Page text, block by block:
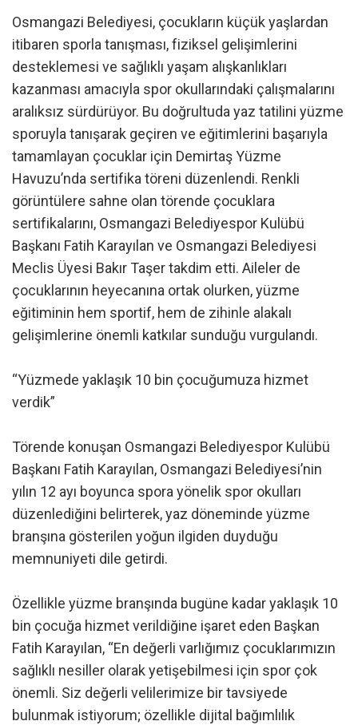
Osmangazi Belediyesi, çocukların küçük yaşlardan
itibaren sporla tanışması, fiziksel gelişimlerini
desteklemesi ve sağlıklı yaşam alışkanlıkları
kazanması amacıyla spor okullarındaki çalışmalarını
aralıksız sürdürüyor. Bu doğrultuda yaz tatilini yüzme
sporuyla tanışarak geçiren ve eğitimlerini başarıyla
tamamlayan çocuklar için Demirtaş Yüzme
Havuzu’nda sertifika töreni düzenlendi. Renkli
görüntülere sahne olan törende çocuklara
sertifikalarını, Osmangazi Belediyespor Kulübü
Başkanı Fatih Karayılan ve Osmangazi Belediyesi
Meclis Üyesi Bakır Taşer takdim etti. Aileler de
çocuklarının heyecanına ortak olurken, yüzme
eğitiminin hem sportif, hem de zihinle alakalı
gelişimlerine önemli katkılar sunduğu vurgulandı.
“Yüzmede yaklaşık 10 bin çocuğumuza hizmet
verdik”
Törende konuşan Osmangazi Belediyespor Kulübü
Başkanı Fatih Karayılan, Osmangazi Belediyesi’nin
yılın 12 ayı boyunca spora yönelik spor okulları
düzenlediğini belirterek, yaz döneminde yüzme
branşına gösterilen yoğun ilgiden duyduğu
memnuniyeti dile getirdi.
Özellikle yüzme branşında bugüne kadar yaklaşık 10
bin çocuğa hizmet verildiğine işaret eden Başkan
Fatih Karayılan, “En değerli varlığımız çocuklarımızın
sağlıklı nesiller olarak yetişebilmesi için spor çok
önemli. Siz değerli velilerimize bir tavsiyede
bulunmak istiyorum; özellikle dijital bağımlılık